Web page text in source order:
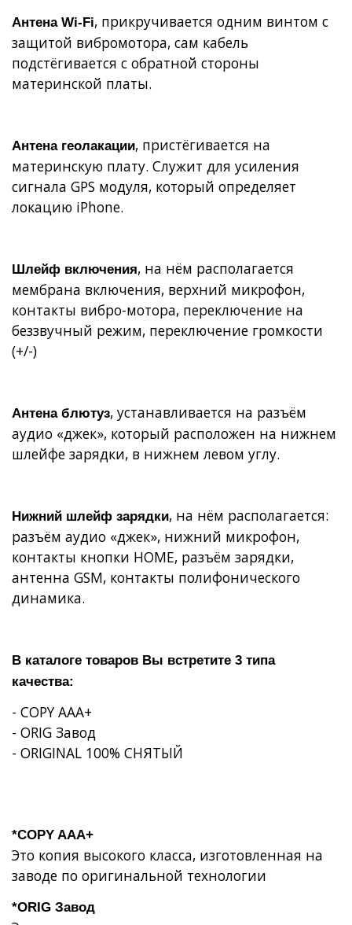
Антена Wi-Fi, прикручивается одним винтом с
защитой вибромотора, сам кабель
подстёгивается с обратной стороны
материнской платы.
Антена геолакации, пристёгивается на
материнскую плату. Служит для усиления
сигнала GPS модуля, который определяет
локацию iPhone.
Шлейф включения, на нём располагается
мембрана включения, верхний микрофон,
контакты вибро-мотора, переключение на
беззвучный режим, переключение громкости
(+/-)
Антена блютуз, устанавливается на разъём
аудио «джек», который расположен на нижнем
шлейфе зарядки, в нижнем левом углу.
Нижний шлейф зарядки, на нём располагается:
разъём аудио «джек», нижний микрофон,
контакты кнопки HOME, разъём зарядки,
антенна GSM, контакты полифонического
динамика.
В каталоге товаров Вы встретите 3 типа
качества:
- COPY AAA+
- ORIG Завод
- ORIGINAL 100% СНЯТЫЙ
*COPY AAA+
Это копия высокого класса, изготовленная на
заводе по оригинальной технологии
*ORIG Завод